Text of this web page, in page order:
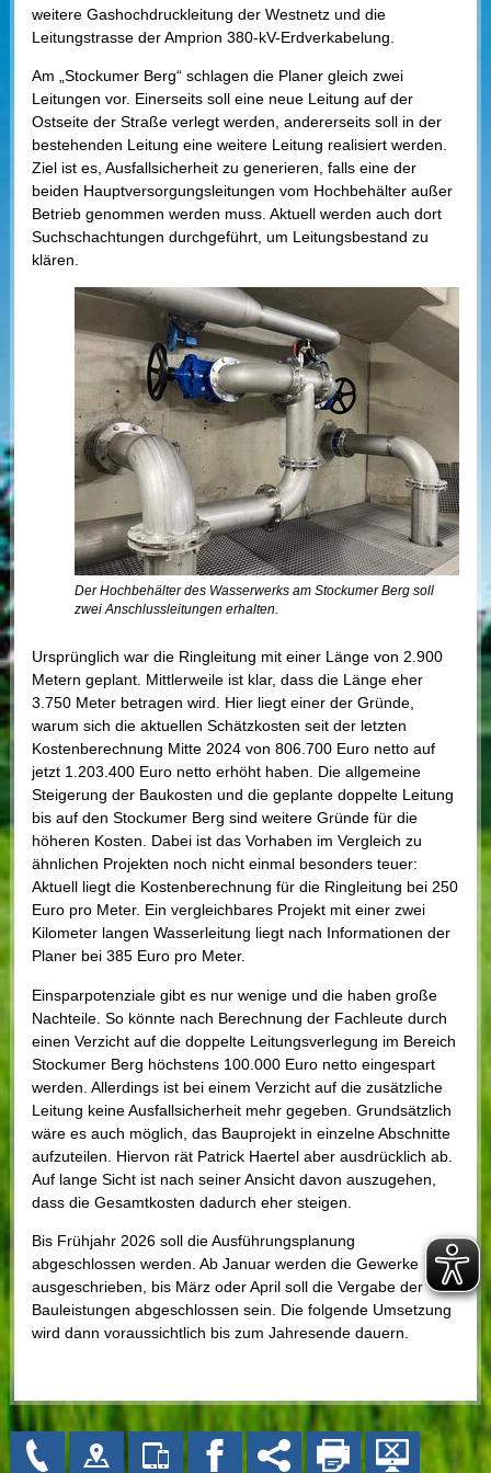
weitere Gashochdruckleitung der Westnetz und die
Leitungstrasse der Amprion 380-kV-Erdverkabelung.
Am „Stockumer Berg“ schlagen die Planer gleich zwei
Leitungen vor. Einerseits soll eine neue Leitung auf der
Ostseite der Straße verlegt werden, andererseits soll in der
bestehenden Leitung eine weitere Leitung realisiert werden.
Ziel ist es, Ausfallsicherheit zu generieren, falls eine der
beiden Hauptversorgungsleitungen vom Hochbehälter außer
Betrieb genommen werden muss. Aktuell werden auch dort
Suchschachtungen durchgeführt, um Leitungsbestand zu
klären.
Der Hochbehälter des Wasserwerks am Stockumer Berg soll
zwei Anschlussleitungen erhalten.
Ursprünglich war die Ringleitung mit einer Länge von 2.900
Metern geplant. Mittlerweile ist klar, dass die Länge eher
3.750 Meter betragen wird. Hier liegt einer der Gründe,
warum sich die aktuellen Schätzkosten seit der letzten
Kostenberechnung Mitte 2024 von 806.700 Euro netto auf
jetzt 1.203.400 Euro netto erhöht haben. Die allgemeine
Steigerung der Baukosten und die geplante doppelte Leitung
bis auf den Stockumer Berg sind weitere Gründe für die
höheren Kosten. Dabei ist das Vorhaben im Vergleich zu
ähnlichen Projekten noch nicht einmal besonders teuer:
Aktuell liegt die Kostenberechnung für die Ringleitung bei 250
Euro pro Meter. Ein vergleichbares Projekt mit einer zwei
Kilometer langen Wasserleitung liegt nach Informationen der
Planer bei 385 Euro pro Meter.
Einsparpotenziale gibt es nur wenige und die haben große
Nachteile. So könnte nach Berechnung der Fachleute durch
einen Verzicht auf die doppelte Leitungsverlegung im Bereich
Stockumer Berg höchstens 100.000 Euro netto eingespart
werden. Allerdings ist bei einem Verzicht auf die zusätzliche
Leitung keine Ausfallsicherheit mehr gegeben. Grundsätzlich
wäre es auch möglich, das Bauprojekt in einzelne Abschnitte
aufzuteilen. Hiervon rät Patrick Haertel aber ausdrücklich ab.
Auf lange Sicht ist nach seiner Ansicht davon auszugehen,
dass die Gesamtkosten dadurch eher steigen.
Bis Frühjahr 2026 soll die Ausführungsplanung
abgeschlossen werden. Ab Januar werden die Gewerke
ausgeschrieben, bis März oder April soll die Vergabe der
Bauleistungen abgeschlossen sein. Die folgende Umsetzung
wird dann voraussichtlich bis zum Jahresende dauern.